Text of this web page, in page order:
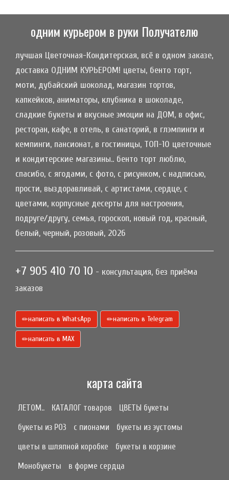
одним курьером в руки Получателю
лучшая Цветочная-Кондитерская, всё в одном заказе,
доставка ОДНИМ КУРЬЕРОМ! цветы, бенто торт,
моти, дубайский шоколад, магазин тортов,
капкейков, аниматоры, клубника в шоколаде,
сладкие букеты и вкусные эмоции на ДОМ, в офис,
ресторан, кафе, в отель, в санаторий, в глэмпинги и
кемпинги, пансионат, в гостиницы, ТОП-10 цветочные
и кондитерские магазины.. бенто торт люблю,
спасибо, с ягодами, с фото, с рисунком, с надписью,
прости, выздоравливай, с артистами, сердце, с
цветами, корпусные десерты для настроения,
подруге/другу, семья, гороскоп, новый год, красный,
белый, черный, розовый, 2026
+7 905 410 70 10 - консультация, без приёма
заказов
написать в WhatsApp написать в Telegram
написать в МАХ
карта сайта
ЛЕТОМ.. КАТАЛОГ товаров
ЦВЕТЫ букеты
букеты из РОЗ
с пионами
букеты из эустомы
цветы в шляпной коробке
букеты в корзине
Монобукеты
в форме сердца